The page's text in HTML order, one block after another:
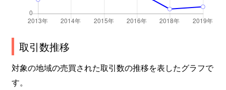
取引数推移
対象の地域の売買された取引数の推移を表したグラフで
す。